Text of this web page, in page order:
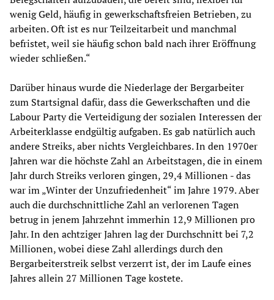
wenig Geld, häufig in gewerkschaftsfreien Betrieben, zu
arbeiten. Oft ist es nur Teilzeitarbeit und manchmal
befristet, weil sie häufig schon bald nach ihrer Eröffnung
wieder schließen.“
Darüber hinaus wurde die Niederlage der Bergarbeiter
zum Startsignal dafür, dass die Gewerkschaften und die
Labour Party die Verteidigung der sozialen Interessen der
Arbeiterklasse endgültig aufgaben. Es gab natürlich auch
andere Streiks, aber nichts Vergleichbares. In den 1970er
Jahren war die höchste Zahl an Arbeitstagen, die in einem
Jahr durch Streiks verloren gingen, 29,4 Millionen - das
war im „Winter der Unzufriedenheit“ im Jahre 1979. Aber
auch die durchschnittliche Zahl an verlorenen Tagen
betrug in jenem Jahrzehnt immerhin 12,9 Millionen pro
Jahr. In den achtziger Jahren lag der Durchschnitt bei 7,2
Millionen, wobei diese Zahl allerdings durch den
Bergarbeiterstreik selbst verzerrt ist, der im Laufe eines
Jahres allein 27 Millionen Tage kostete.